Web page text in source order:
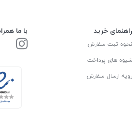
راهنمای خرید
نحوه ثبت سفارش
شیوه های پرداخت
رویه ارسال سفارش
با ما